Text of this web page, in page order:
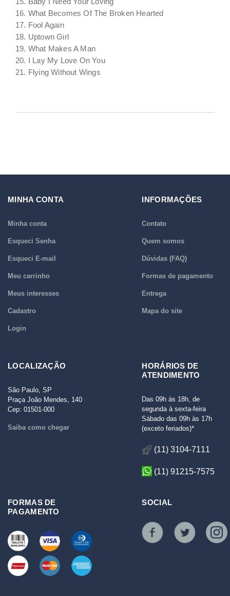
16. What Becomes Of The Broken Hearted
17. Fool Again
18. Uptown Girl
19. What Makes A Man
20. I Lay My Love On You
21. Flying Without Wings
MINHA CONTA
Minha conta
Esqueci Senha
Esqueci E-mail
Meu carrinho
Meus interesses
Cadastro
Login
INFORMAÇÕES
Contato
Quem somos
Dúvidas (FAQ)
Formas de pagamento
Entrega
Mapa do site
LOCALIZAÇÃO
São Paulo, SP
Praça João Mendes, 140
Cep: 01501-000
Saiba como chegar
HORÁRIOS DE
ATENDIMENTO
Das 09h às 18h, de
segunda à sexta-feira
Sábado das 09h às 17h
(exceto feriados)*
(11) 3104-7111
(11) 91215-7575
FORMAS DE
PAGAMENTO
SOCIAL